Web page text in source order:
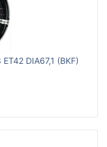
DIA67,1 (BKF)